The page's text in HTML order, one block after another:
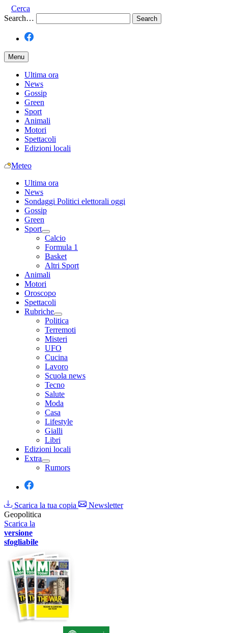
Cerca
Search…
Menu
Ultima ora
News
Gossip
Green
Sport
Animali
Motori
Spettacoli
Edizioni locali
Meteo
Ultima ora
News
Sondaggi Politici elettorali oggi
Gossip
Green
Sport
Calcio
Formula 1
Basket
Altri Sport
Animali
Motori
Oroscopo
Spettacoli
Rubriche
Politica
Terremoti
Misteri
UFO
Cucina
Lavoro
Scuola news
Tecno
Salute
Moda
Casa
Lifestyle
Gialli
Libri
Edizioni locali
Extra
Rumors
Scarica la tua copia
Newsletter
Geopolitica
Scarica la
versione
sfogliabile